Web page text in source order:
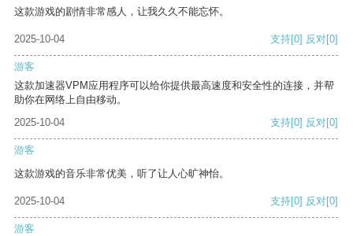
这款游戏的剧情非常感人，让我久久不能忘怀。
2025-10-04 支持[0] 反对[0]
游客
这款加速器VPM应用程序可以给你提供最高速度和安全性的连接，并帮
助你在网络上自由移动。
2025-10-04
支持[0] 反对[0]
游客
这款游戏的音乐非常优美，听了让人心旷神怡。
2025-10-04 支持[0] 反对[0]
游客